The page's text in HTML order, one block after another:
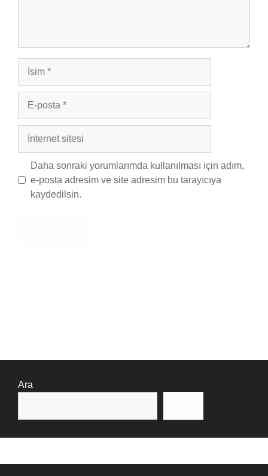
İsim
posta
İnternet
Daha sonraki yorumlarımda kullanılması için adım,
e-posta adresim ve site adresim bu tarayıcıya
kaydedilsin.
Ara